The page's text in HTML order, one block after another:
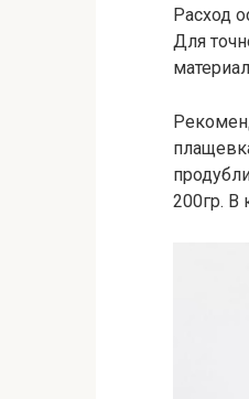
Расход
Для
200гр. В